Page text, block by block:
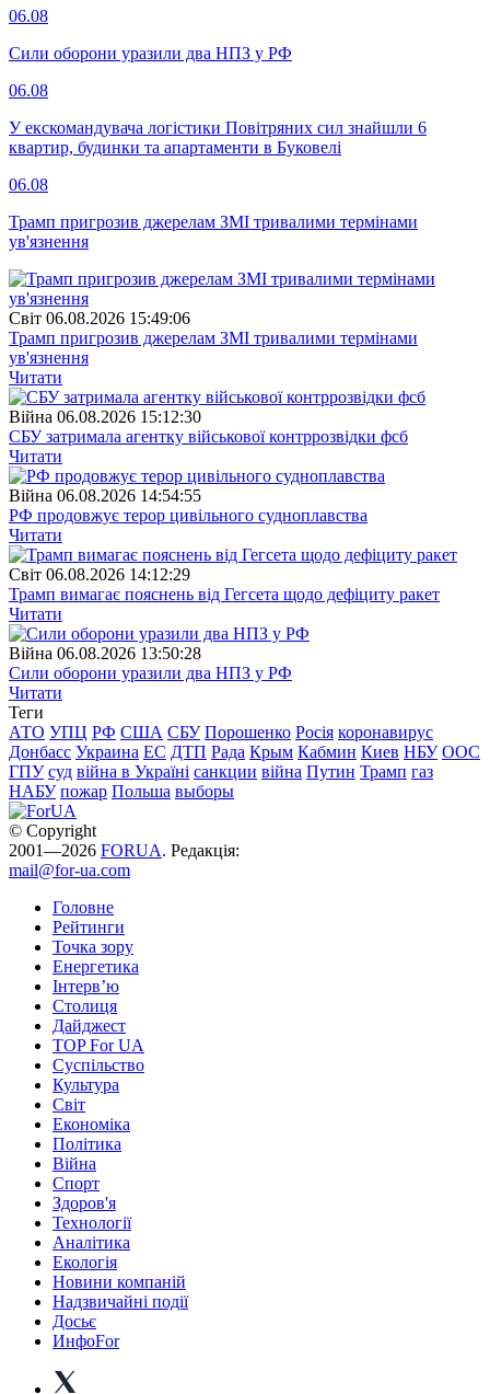
06.08
Сили оборони уразили два НПЗ у РФ
06.08
У екскомандувача логістики Повітряних сил знайшли 6
квартир, будинки та апартаменти в Буковелі
06.08
Трамп пригрозив джерелам ЗМІ тривалими термінами
ув'язнення
Свiт 06.08.2026 15:49:06
Трамп пригрозив джерелам ЗМІ тривалими термінами
ув'язнення
Читати
Війна 06.08.2026 15:12:30
СБУ затримала агентку військової контррозвідки фсб
Читати
Війна 06.08.2026 14:54:55
РФ продовжує терор цивільного судноплавства
Читати
Свiт 06.08.2026 14:12:29
Трамп вимагає пояснень від Гегсета щодо дефіциту ракет
Читати
Війна 06.08.2026 13:50:28
Сили оборони уразили два НПЗ у РФ
Читати
Теги
АТО УПЦ РФ США СБУ Порошенко Росія коронавирус
Донбасс Украина ЕС ДТП Рада Крым Кабмин Киев НБУ ООС
ГПУ суд війна в Україні санкции війна Путин Трамп газ
НАБУ пожар Польша выборы
© Copyright
2001—2026 FORUA. Редакція:
mail@for-ua.com
Головне
Рейтинги
Точка зору
Енергетика
Інтерв’ю
Столиця
Дайджест
TOP For UA
Суспiльство
Культура
Світ
Економіка
Політика
Війна
Спорт
Здоров'я
Технології
Аналітика
Екологія
Новини компаній
Надзвичайні події
Досьє
ИнфоFor